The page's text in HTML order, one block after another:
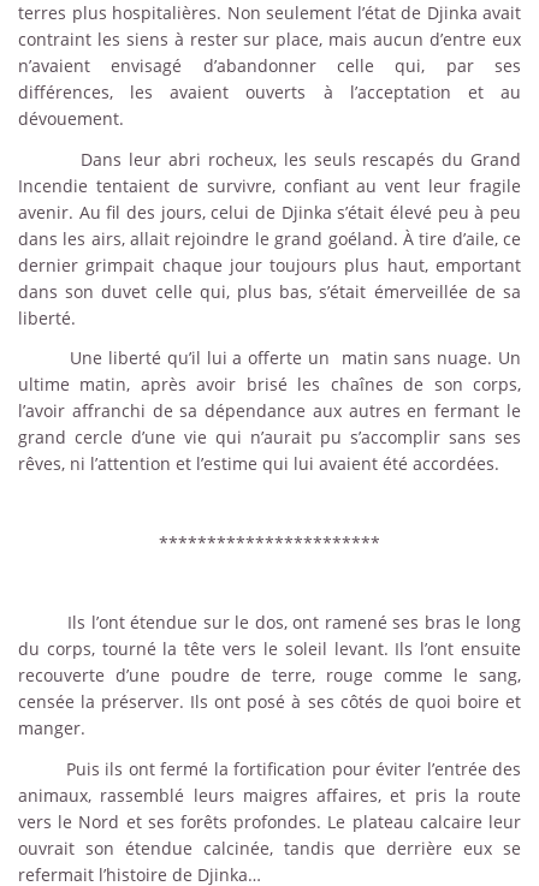
terres plus hospitalières. Non seulement l’état de Djinka avait
contraint les siens à rester sur place, mais aucun d’entre eux
n’avaient envisagé d’abandonner celle qui, par ses
différences, les avaient ouverts à l’acceptation et au
dévouement.
Dans leur abri rocheux, les seuls rescapés du Grand
Incendie tentaient de survivre, confiant au vent leur fragile
avenir. Au fil des jours, celui de Djinka s’était élevé peu à peu
dans les airs, allait rejoindre le grand goéland. À tire d’aile, ce
dernier grimpait chaque jour toujours plus haut, emportant
dans son duvet celle qui, plus bas, s’était émerveillée de sa
liberté.
Une liberté qu’il lui a offerte un matin sans nuage. Un
ultime matin, après avoir brisé les chaînes de son corps,
l’avoir affranchi de sa dépendance aux autres en fermant le
grand cercle d’une vie qui n’aurait pu s’accomplir sans ses
rêves, ni l’attention et l’estime qui lui avaient été accordées.
***********************
Ils l’ont étendue sur le dos, ont ramené ses bras le long
du corps, tourné la tête vers le soleil levant. Ils l’ont ensuite
recouverte d’une poudre de terre, rouge comme le sang,
censée la préserver. Ils ont posé à ses côtés de quoi boire et
manger.
Puis ils ont fermé la fortification pour éviter l’entrée des
animaux, rassemblé leurs maigres affaires, et pris la route
vers le Nord et ses forêts profondes. Le plateau calcaire leur
ouvrait son étendue calcinée, tandis que derrière eux se
refermait l’histoire de Djinka…